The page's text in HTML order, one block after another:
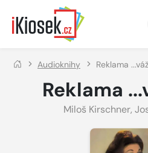
Přejít na hlavní obsah
Audioknihy Reklama
Reklama
Miloš Kirschner,